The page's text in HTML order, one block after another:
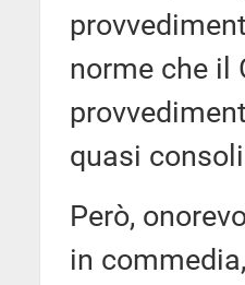
norme che il
quasi
Però,
in